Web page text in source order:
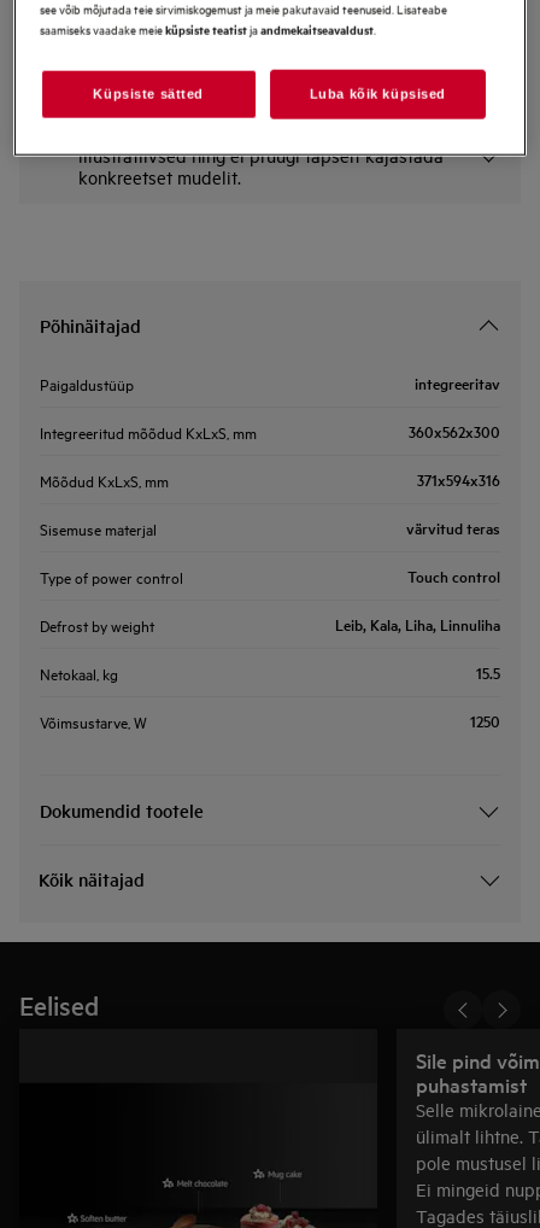
Mikrolaineahju sile disain teeb puhastamise kiireks ja lihtsaks.
Sulatusfunktsiooni abil saab külmutatud toidu mikrolaineahjus kiirelt üles
sulatada.
illustratiivsed ning ei pruugi täpselt kajastada
konkreetset mudelit.
Põhinäitajad
Paigaldustüüp integreeritav
Integreeritud mõõdud KxLxS, mm 360x562x300
Mõõdud KxLxS, mm 371x594x316
Sisemuse materjal värvitud teras
Type of power control Touch control
Defrost by weight Leib, Kala, Liha, Linnuliha
Netokaal, kg 15.5
Võimsustarve, W 1250
Dokumendid tootele
Kõik näitajad
Eelised
Sile pind
puhastamist
Selle
ülimalt lihtne.
pole mustusel
Ei mingeid
Tagades
see võib mõjutada teie sirvimiskogemust ja meie pakutavaid teenuseid. Lisateabe
saamiseks vaadake meieküpsiste teatistjaandmekaitseavaldust.
Küpsiste sätted Luba kõik küpsised